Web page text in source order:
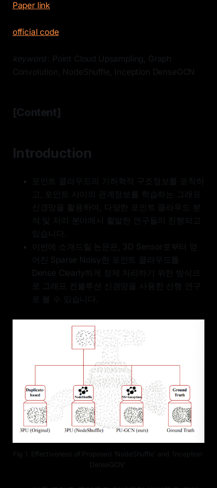
Paper link
official code
keyword: Point Cloud Upsampling, Graph
Convolution, NodeShuffle, Inception DenseGCN
[Content]
Introduction
포인트 클라우드의 기하학적 구조정보를 포착하
고, 포인트 사이의 관계정보를 학습하는 그래프
신경망을 활용하여, 다양한 포인트 클라우드 분
석 및 처리 분야에서 활발한 연구들이 진행되고
있습니다.
이번에 소개드릴 논문은, 3D Sensor로부터 얻
어진 Sparse Noisy한 포인트 클라우드를
Dense Clearly하게 정제 처리하기 위한 방식으
로 그래프 컨볼루션 신경망을 사용한 선행 연구
로 볼 수 있습니다.
Fig 1. Effectiveness of Proposed 'NodeShuffle' and 'Inception
DenseGCN'